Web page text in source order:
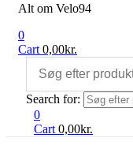
Alt om Velo94
0
Cart 0,00kr.
Search for:
0
Cart 0,00kr.